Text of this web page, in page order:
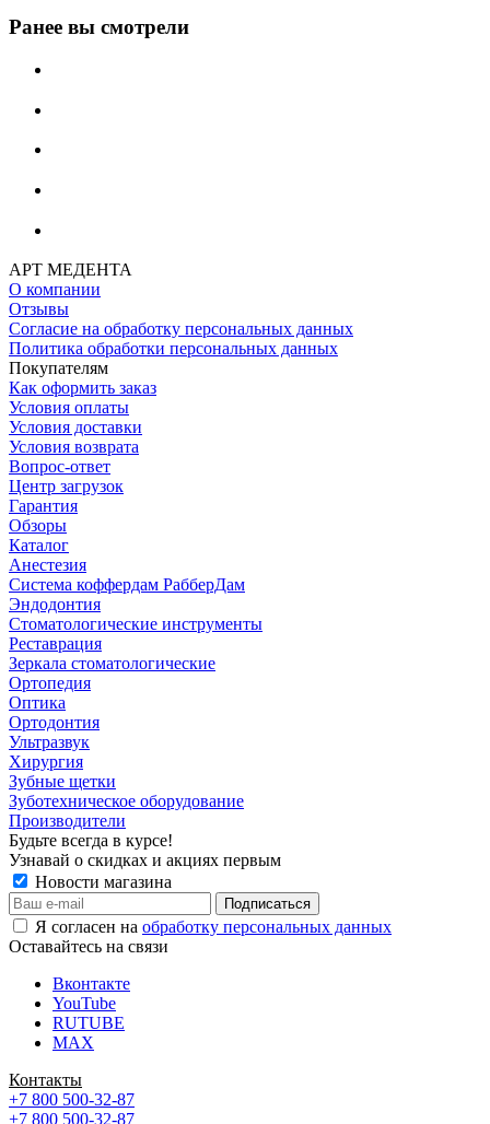
Ранее вы смотрели
АРТ МЕДЕНТА
О компании
Отзывы
Согласие на обработку персональных данных
Политика обработки персональных данных
Покупателям
Как оформить заказ
Условия оплаты
Условия доставки
Условия возврата
Вопрос-ответ
Центр загрузок
Гарантия
Обзоры
Каталог
Анестезия
Система коффердам РабберДам
Эндодонтия
Стоматологические инструменты
Реставрация
Зеркала стоматологические
Ортопедия
Оптика
Ортодонтия
Ультразвук
Хирургия
Зубные щетки
Зуботехническое оборудование
Производители
Будьте всегда в курсе!
Узнавай о скидках и акциях первым
Новости магазина
Я согласен на обработку персональных данных
Оставайтесь на связи
Вконтакте
YouTube
RUTUBE
MAX
Контакты
+7 800 500-32-87
+7 800 500-32-87